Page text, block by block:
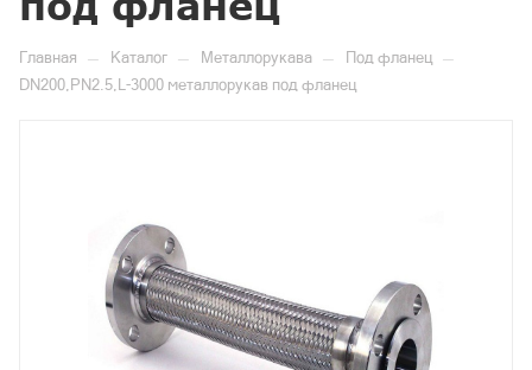
Главная — Каталог — Металлорукава — Под фланец —
DN200,PN2.5,L-3000 металлорукав под фланец